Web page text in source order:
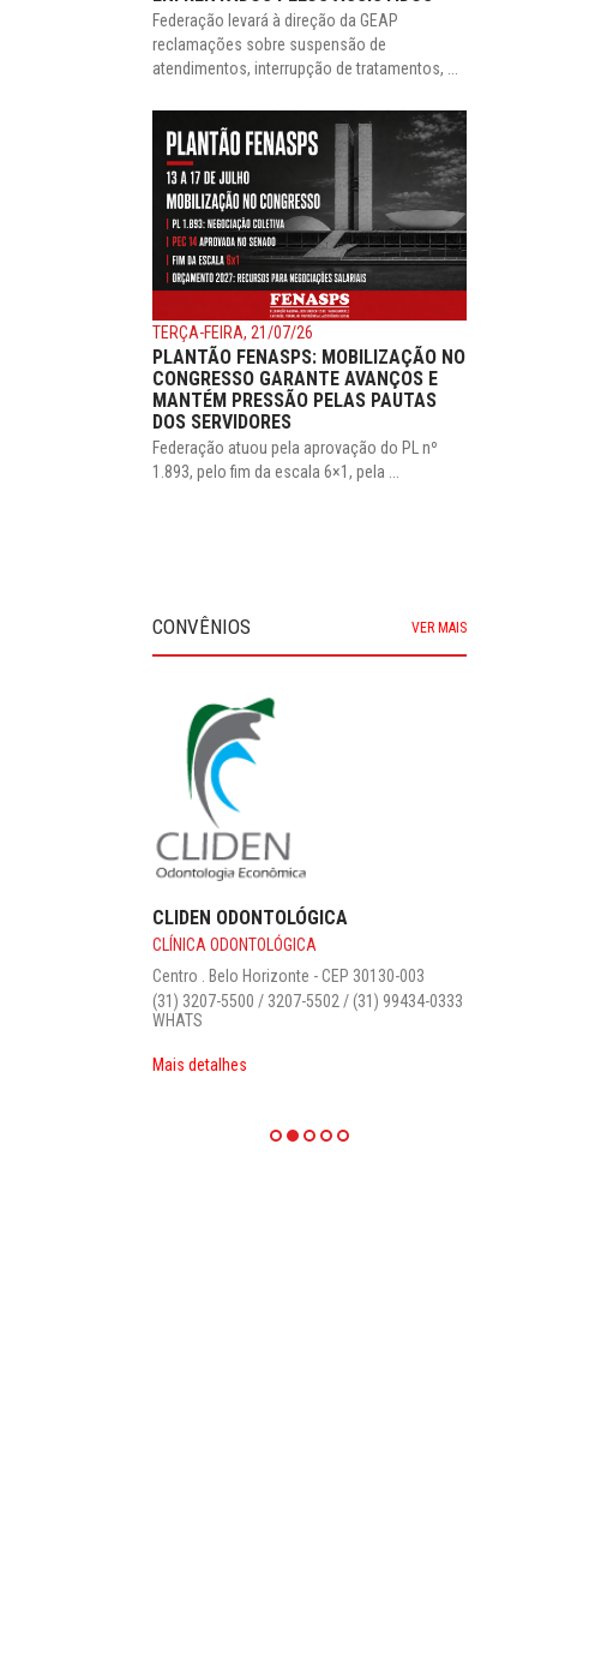
Federação levará à direção da GEAP
reclamações sobre suspensão de
atendimentos, interrupção de tratamentos, ...
TERÇA-FEIRA, 21/07/26
PLANTÃO FENASPS: MOBILIZAÇÃO NO
CONGRESSO GARANTE AVANÇOS E
MANTÉM PRESSÃO PELAS PAUTAS
DOS SERVIDORES
Federação atuou pela aprovação do PL nº
1.893, pelo fim da escala 6×1, pela ...
CONVÊNIOS VER MAIS
CLIDEN ODONTOLÓGICA
CLÍNICA ODONTOLÓGICA
Centro . Belo Horizonte - CEP 30130-003‎
(31) 3207-5500 / 3207-5502 / (31) 99434-0333
WHATS
Mais detalhes